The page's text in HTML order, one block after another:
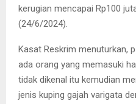
kerugian mencapai Rp100
(24/6/2024).
Kasat Reskrim menuturkan,
ada orang yang memasuki
tidak dikenal itu kemudian
jenis kuping gajah varigata